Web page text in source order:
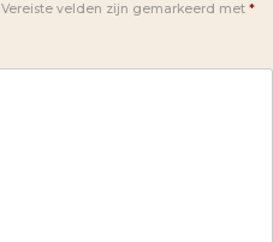
Vereiste velden zijn gemarkeerd met *